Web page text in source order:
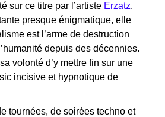
sur ce titre par l’artiste Erzatz.
presque énigmatique, elle
est l’arme de destruction
depuis des décennies.
volonté d’y mettre fin sur une
incisive et hypnotique de
tournées, de soirées techno et